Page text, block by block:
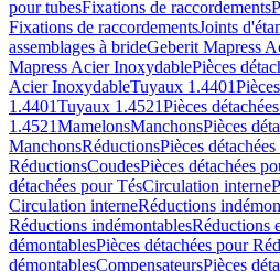
pour tubesFixations de raccordements
Fixations de raccordementsJoints
assemblages à brideGeberit Mapress
Mapress Acier InoxydablePièces
Acier InoxydableTuyaux 1.4401
1.4401Tuyaux 1.4521Pièces
1.4521MamelonsManchonsPièces
ManchonsRéductionsPièces
RéductionsCoudesPièces détachées
détachées pour TésCirculation interne
Circulation interneRéductions
Réductions indémontablesRéductions
démontablesPièces détachées pour
démontablesCompensateursPièces